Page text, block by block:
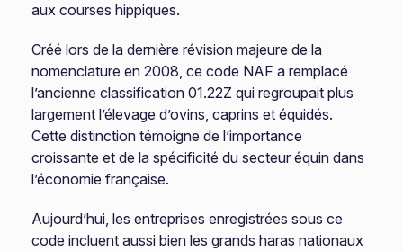
aux courses hippiques.
Créé lors de la dernière révision majeure de la
nomenclature en 2008, ce code NAF a remplacé
l’ancienne classification 01.22Z qui regroupait plus
largement l’élevage d’ovins, caprins et équidés.
Cette distinction témoigne de l’importance
croissante et de la spécificité du secteur équin dans
l’économie française.
Aujourd’hui, les entreprises enregistrées sous ce
code incluent aussi bien les grands haras nationaux